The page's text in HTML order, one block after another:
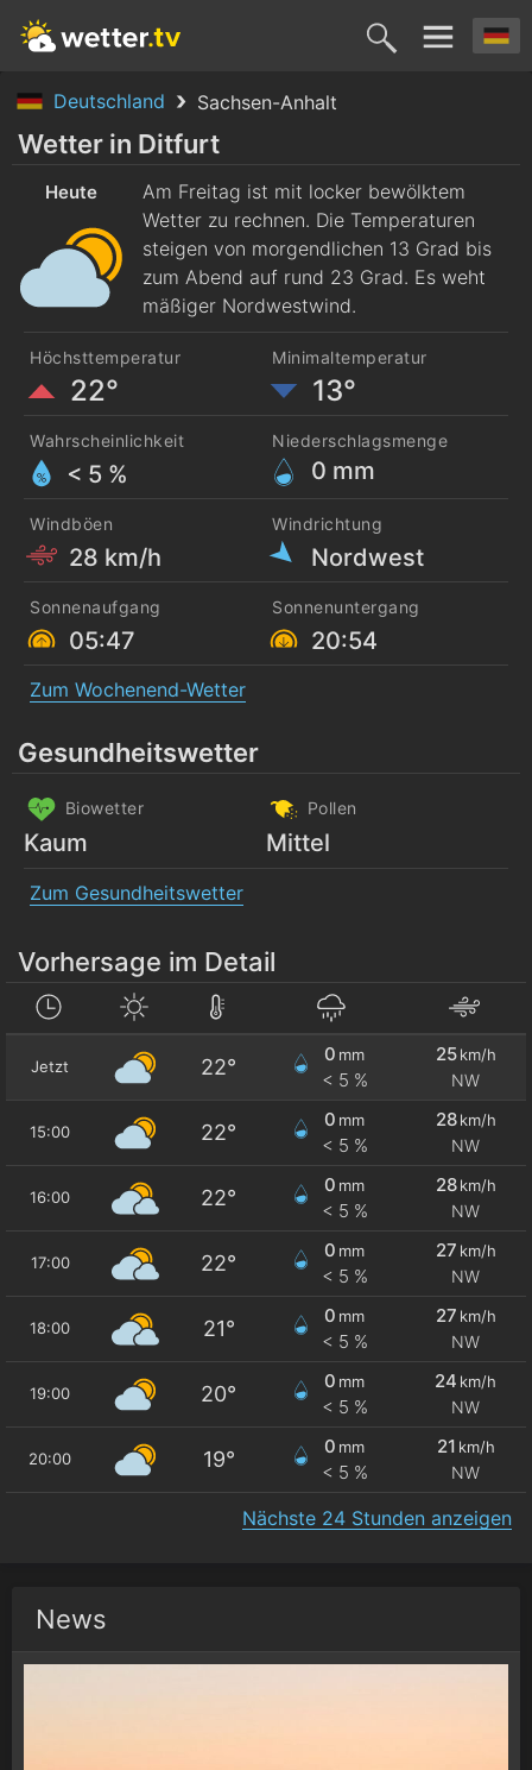
Deutschland Sachsen-Anhalt
Heute
7. Aug.
Morgen
8. Aug. 9. Aug. 10. Aug.
Wetter in Ditfurt
Heute
Am Freitag ist mit locker bewölktem
Wetter zu rechnen. Die Temperaturen
steigen von morgendlichen 13 Grad bis
zum Abend auf rund 23 Grad. Es weht
mäßiger Nordwestwind.
Höchsttemperatur
22°
Minimaltemperatur
13°
Wahrscheinlichkeit
< 5 %
Niederschlagsmenge
0 mm
Windböen
28 km/h
Windrichtung
Nordwest
Sonnenaufgang
05:47
Sonnenuntergang
20:54
Zum Wochenend-Wetter
Gesundheitswetter
Biowetter
Kaum
Pollen
Mittel
Zum Gesundheitswetter
Vorhersage im Detail
Jetzt 22°
0 mm
< 5 %
25 km/h
NW
15:00 22°
0 mm
< 5 %
28 km/h
NW
16:00 22°
0 mm
< 5 %
28 km/h
NW
17:00 22°
0 mm
< 5 %
27 km/h
NW
18:00 21°
0 mm
< 5 %
27 km/h
NW
19:00 20°
0 mm
< 5 %
24 km/h
NW
20:00 19°
0 mm
< 5 %
21 km/h
NW
Nächste 24 Stunden anzeigen
News